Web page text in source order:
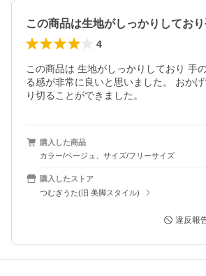
4
この商品は 生地がしっかりしており 手
る感が非常に良いと思いました。 おか
り切ることができました。
購入した商品
カラー/ベージュ、サイズ/フリーサイズ
購入したストア
つむぎうた(旧 美脚スタイル)
違反報